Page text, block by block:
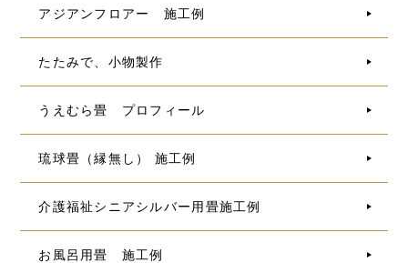
アジアンフロアー 施工例
たたみで、小物製作
うえむら畳 プロフィール
琉球畳（縁無し） 施工例
介護福祉シニアシルバー用畳施工例
お風呂用畳 施工例